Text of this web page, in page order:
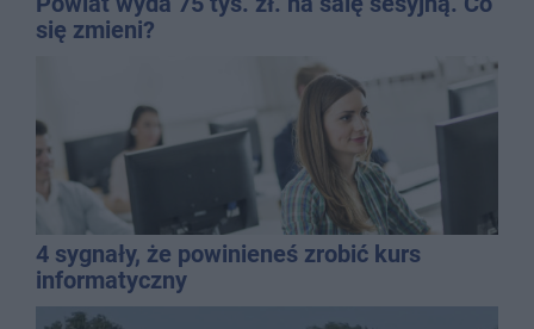
się zmieni?
4 sygnały, że powinieneś zrobić kurs
informatyczny